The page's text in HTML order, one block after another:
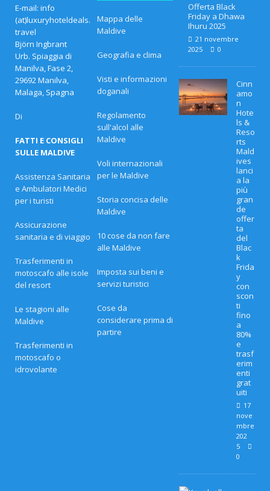
E-mail: info
(at)luxuryhoteldeals.
travel
Björn Ingbrant
Urb. Spiaggia di
Manilva, Fase 2,
29692 Manilva,
Malaga, Spagna
Di
FATTI E CONSIGLI
SULLE MALDIVE
Assistenza Sanitaria
e Ambulatori Medici
per i turisti
Assicurazione
sanitaria e di viaggio
Trasferimenti in
motoscafo alle isole
del resort
Le stagioni alle
Maldive
Trasferimenti in
motoscafo o
idrovolante
Mappa delle
Maldive
Geografia e clima
Visti e informazioni
doganali
Regolamento
sull'alcol alle
Maldive
Voli internazionali
per le Maldive
Storia concisa delle
Maldive
10 cose da non fare
alle Maldive
Imposta sui beni e
servizi turistici
Cose da
considerare prima di
partire
Offerta Black
Friday a Dhawa
Ihuru 2025
21 novembre
2025
0
Cinn
amo
n
Hote
ls &
Reso
rts
Mald
ives
lanci
a la
più
gran
de
offer
ta
del
Blac
k
Frida
y
con
scon
ti
fino
a
80%
e
trasf
erim
enti
grat
uiti
17
nove
mbre
202
5
0